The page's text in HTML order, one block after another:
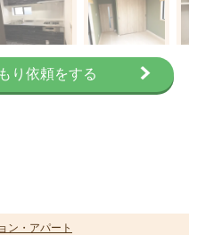
り依頼をする
ン・アパート